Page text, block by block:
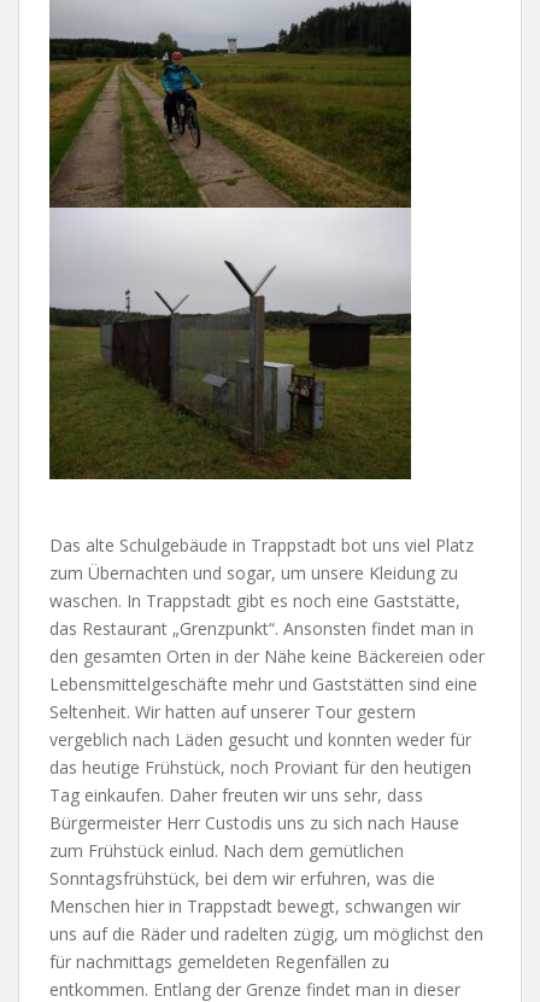
Das alte Schulgebäude in Trappstadt bot uns viel Platz
zum Übernachten und sogar, um unsere Kleidung zu
waschen. In Trappstadt gibt es noch eine Gaststätte,
das Restaurant „Grenzpunkt“. Ansonsten findet man in
den gesamten Orten in der Nähe keine Bäckereien oder
Lebensmittelgeschäfte mehr und Gaststätten sind eine
Seltenheit. Wir hatten auf unserer Tour gestern
vergeblich nach Läden gesucht und konnten weder für
das heutige Frühstück, noch Proviant für den heutigen
Tag einkaufen. Daher freuten wir uns sehr, dass
Bürgermeister Herr Custodis uns zu sich nach Hause
zum Frühstück einlud. Nach dem gemütlichen
Sonntagsfrühstück, bei dem wir erfuhren, was die
Menschen hier in Trappstadt bewegt, schwangen wir
uns auf die Räder und radelten zügig, um möglichst den
für nachmittags gemeldeten Regenfällen zu
entkommen. Entlang der Grenze findet man in dieser